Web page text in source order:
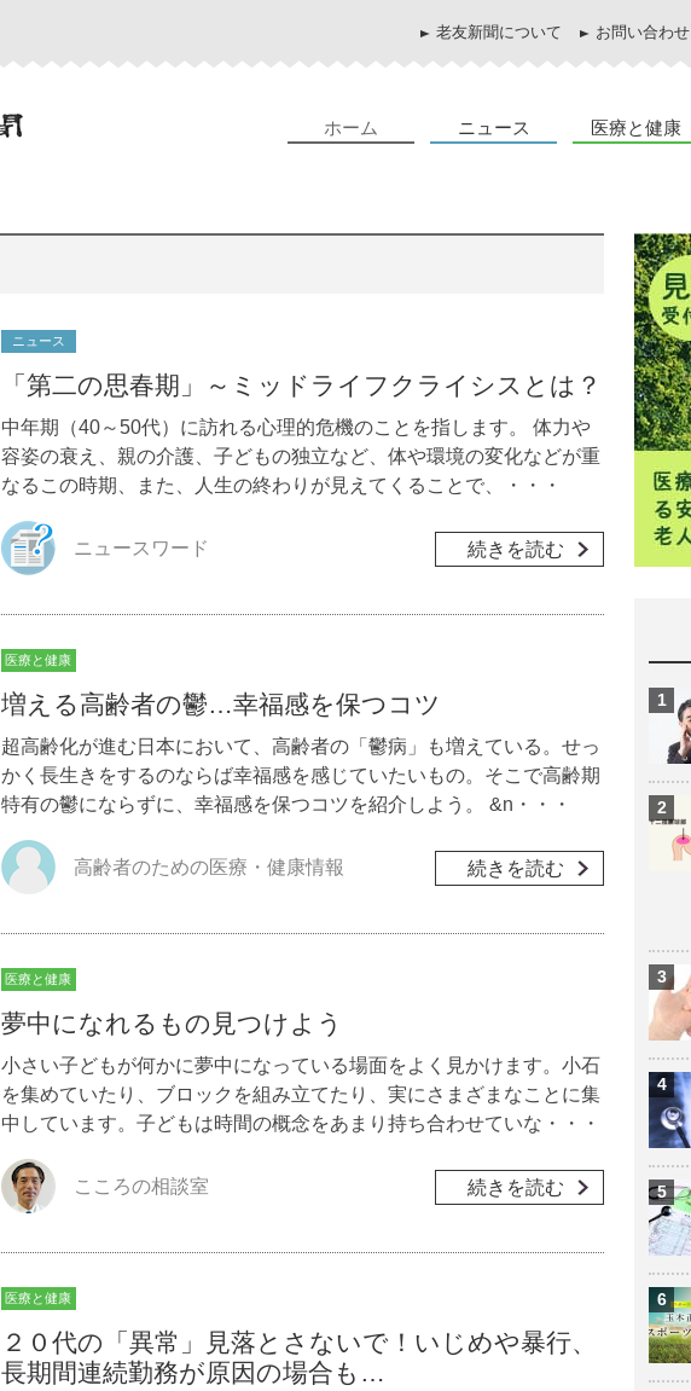
老友新聞について お問い合わせ
ホーム ニュース 医療と健康
ニュース
「第二の思春期」～ミッドライフクライシスとは？
中年期（40～50代）に訪れる心理的危機のことを指します。 体力や
容姿の衰え、親の介護、子どもの独立など、体や環境の変化などが重
なるこの時期、また、人生の終わりが見えてくることで、・・・
ニュースワード 続きを読む
医療と健康
増える高齢者の鬱…幸福感を保つコツ
超高齢化が進む日本において、高齢者の「鬱病」も増えている。せっ
かく長生きをするのならば幸福感を感じていたいもの。そこで高齢期
特有の鬱にならずに、幸福感を保つコツを紹介しよう。 &n・・・
高齢者のための医療・健康情報 続きを読む
医療と健康
夢中になれるもの見つけよう
小さい子どもが何かに夢中になっている場面をよく見かけます。小石
を集めていたり、ブロックを組み立てたり、実にさまざまなことに集
中しています。子どもは時間の概念をあまり持ち合わせていな・・・
こころの相談室 続きを読む
医療と健康
２０代の「異常」見落とさないで！いじめや暴行、
長期間連続勤務が原因の場合も…